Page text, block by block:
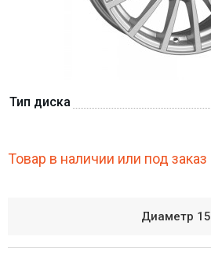
Тип диска
Товар в наличии или под заказ
Диаметр 15